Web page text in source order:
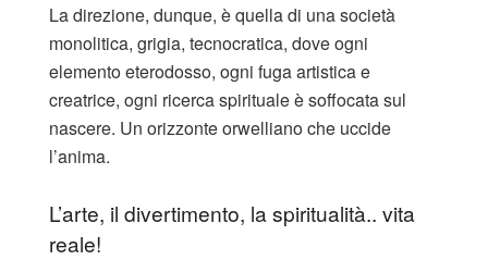
La direzione, dunque, è quella di una società
monolitica, grigia, tecnocratica, dove ogni
elemento eterodosso, ogni fuga artistica e
creatrice, ogni ricerca spirituale è soffocata sul
nascere. Un orizzonte orwelliano che uccide
l’anima.
L’arte, il divertimento, la spiritualità.. vita
reale!